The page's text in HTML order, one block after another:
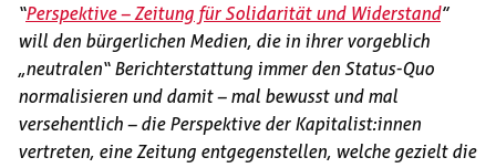
“Perspektive – Zeitung für Solidarität und Widerstand”
will den bürgerlichen Medien, die in ihrer vorgeblich
„neutralen“ Berichterstattung immer den Status-Quo
normalisieren und damit – mal bewusst und mal
versehentlich – die Perspektive der Kapitalist:innen
vertreten, eine Zeitung entgegenstellen, welche gezielt die